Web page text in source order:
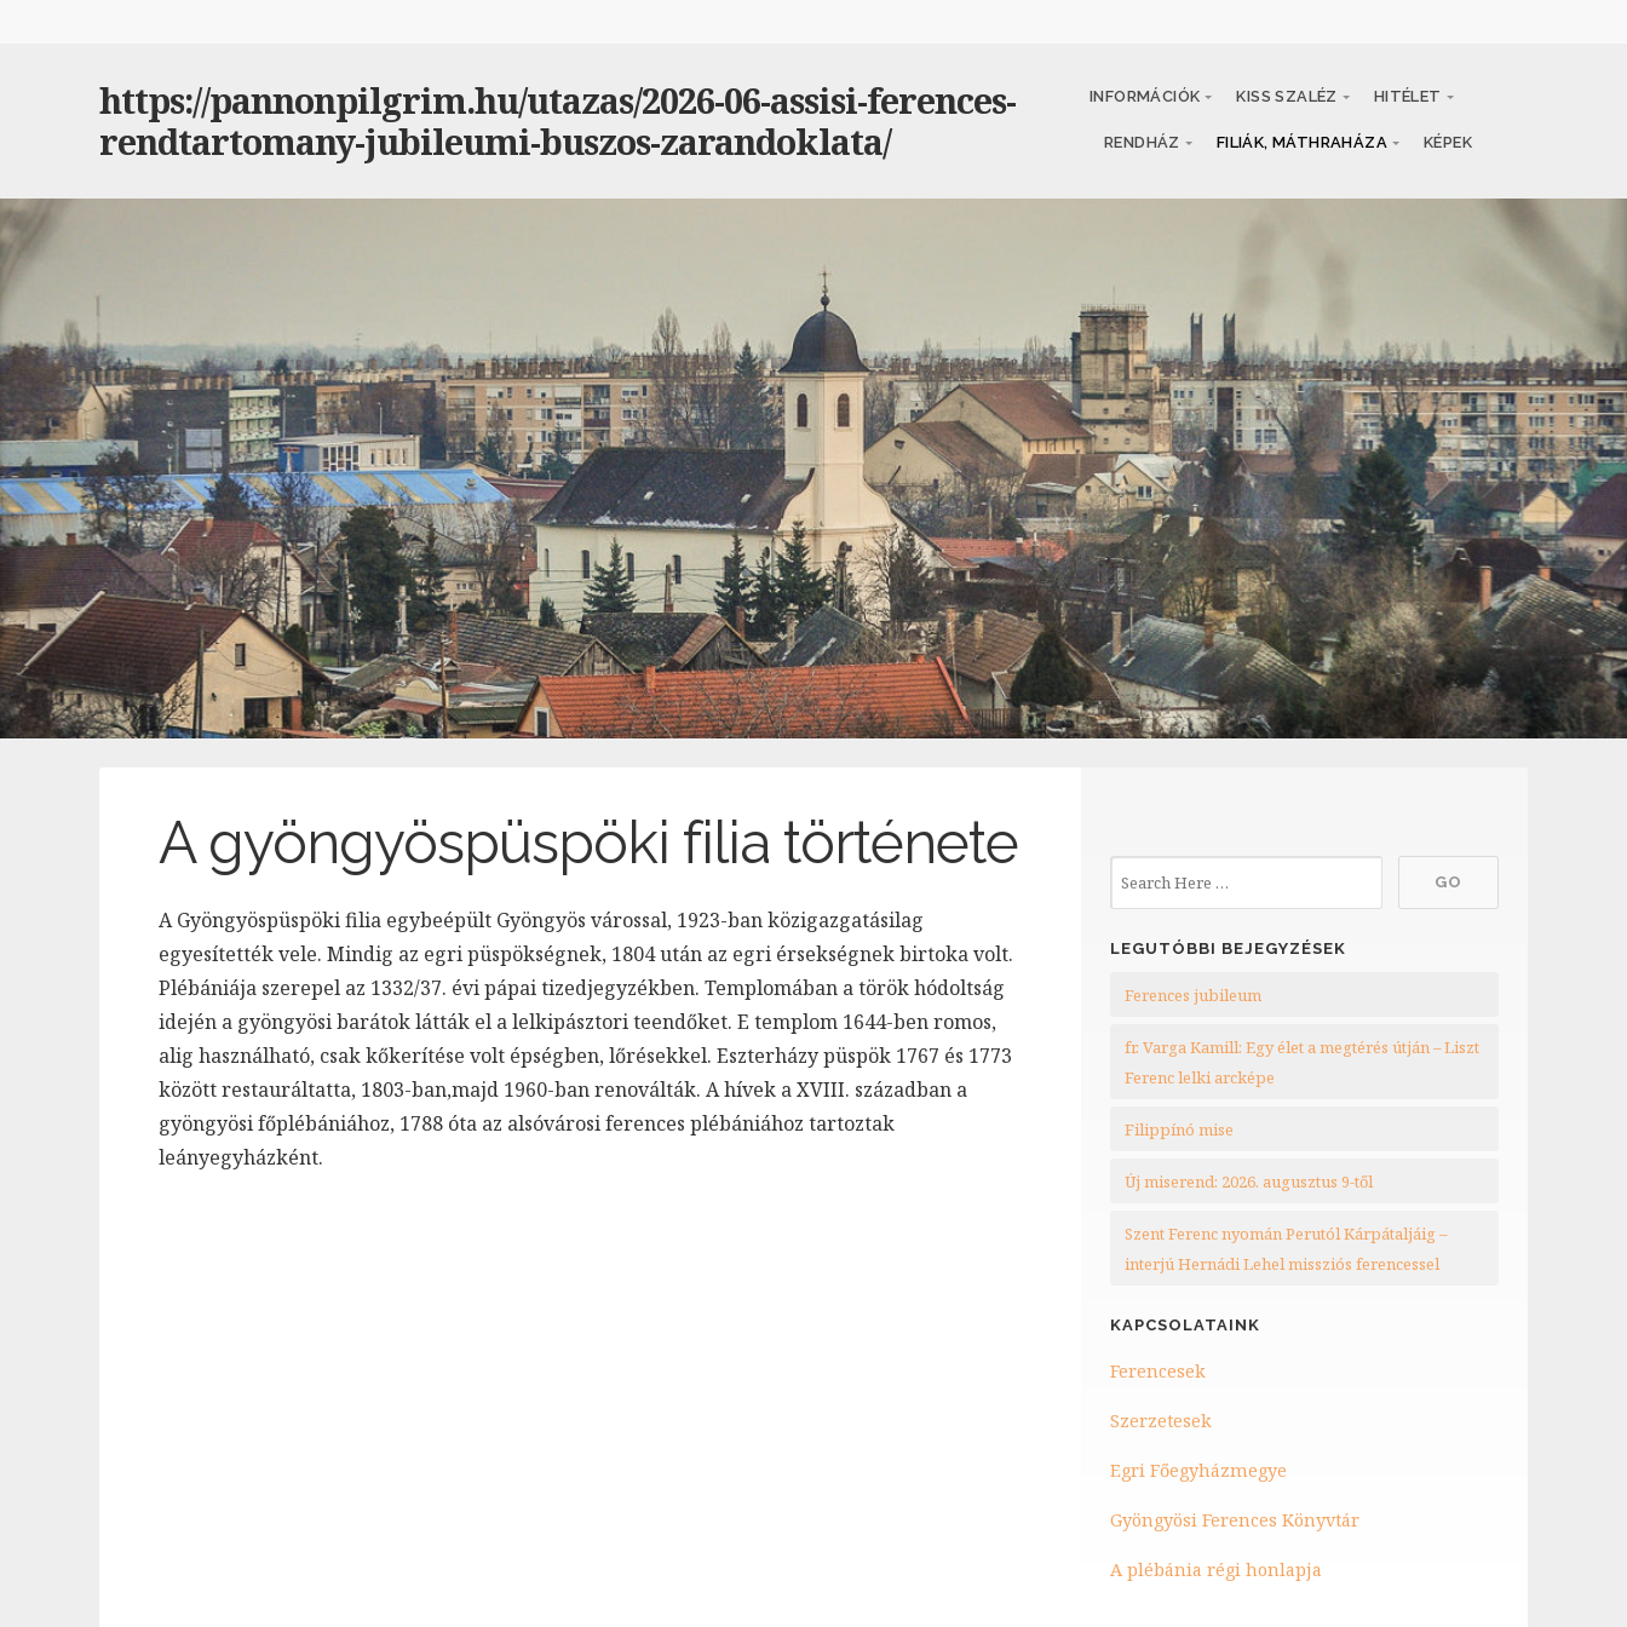
https://pannonpilgrim.hu/utazas/2026-06-assisi-ferences-
rendtartomany-jubileumi-buszos-zarandoklata/
INFORMÁCIÓK KISS SZALÉZ HITÉLET
RENDHÁZ FILIÁK, MÁTHRAHÁZA KÉPEK
A gyöngyöspüspöki filia története
A Gyöngyöspüspöki filia egybeépült Gyöngyös várossal, 1923-ban közigazgatásilag
egyesítették vele. Mindig az egri püspökségnek, 1804 után az egri érsekségnek birtoka volt.
Plébániája szerepel az 1332/37. évi pápai tizedjegyzékben. Templomában a török hódoltság
idején a gyöngyösi barátok látták el a lelkipásztori teendőket. E templom 1644-ben romos,
alig használható, csak kőkerítése volt épségben, lőrésekkel. Eszterházy püspök 1767 és 1773
között restauráltatta, 1803-ban,majd 1960-ban renoválták. A hívek a XVIII. században a
gyöngyösi főplébániához, 1788 óta az alsóvárosi ferences plébániához tartoztak
leányegyházként.
LEGUTÓBBI BEJEGYZÉSEK
Ferences jubileum
fr. Varga Kamill: Egy élet a megtérés útján – Liszt
Ferenc lelki arcképe
Filippínó mise
Új miserend: 2026. augusztus 9-től
Szent Ferenc nyomán Perutól Kárpátaljáig –
interjú Hernádi Lehel missziós ferencessel
KAPCSOLATAINK
Ferencesek
Szerzetesek
Egri Főegyházmegye
Gyöngyösi Ferences Könyvtár
A plébánia régi honlapja